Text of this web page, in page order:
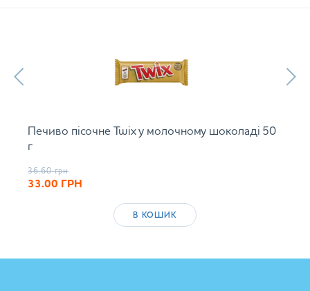
Печиво пісочне Twix у молочному шоколаді 50
г
36.60 грн
33.00 ГРН
В КОШИК